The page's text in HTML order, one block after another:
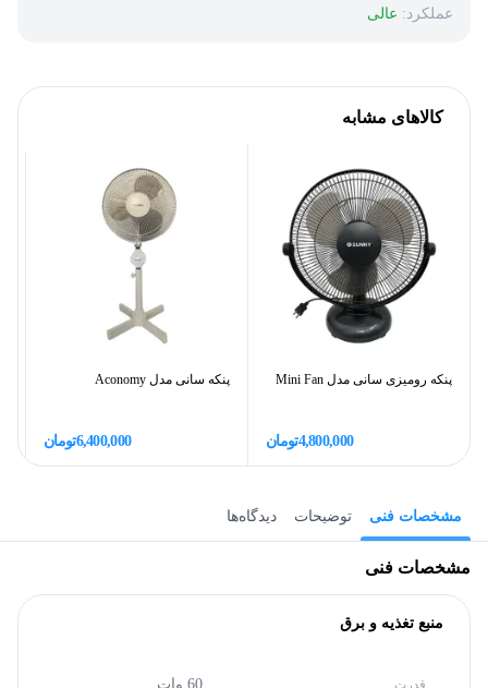
عملکرد: عالی
کالاهای مشابه
پنکه رومیزی سانی مدل Mini Fan
4,800,000تومان
پنکه سانی مدل Aconomy
6,400,000تومان
مشخصات فنی توضیحات دیدگاه‌ها
مشخصات فنی
منبع تغذیه و برق
قدرت 60 وات